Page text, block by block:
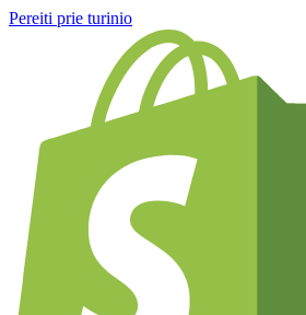
Pereiti prie turinio